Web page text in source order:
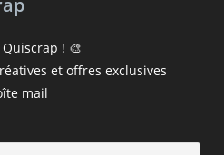
! 🎨
et offres exclusives
mail